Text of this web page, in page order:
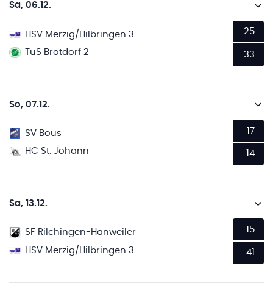
Sa, 06.12.
HSV Merzig/Hilbringen 3
TuS Brotdorf 2
25
33
So, 07.12.
SV Bous
HC St. Johann
17
14
Sa, 13.12.
SF Rilchingen-Hanweiler
HSV Merzig/Hilbringen 3
15
41